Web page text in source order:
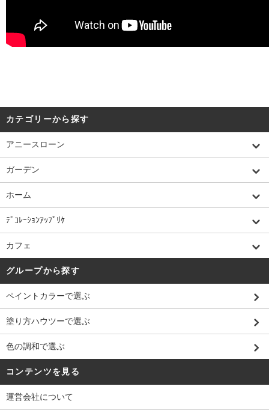
カテゴリーから探す
アニースローン
ガーデン
ホーム
ﾃﾞｺﾚｰｼｮﾝｱｯﾌﾟﾘｹ
カフェ
グループから探す
ペイントカラーで選ぶ
塗り方ハウツーで選ぶ
色の調和で選ぶ
コンテンツを見る
運営会社について